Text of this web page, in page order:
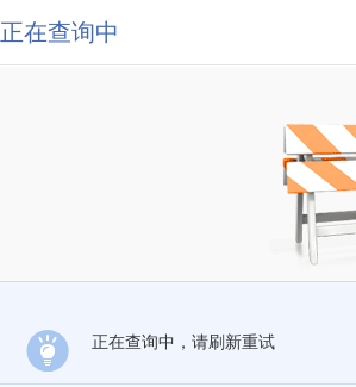
正在查询中
正在查询中，请刷新重试